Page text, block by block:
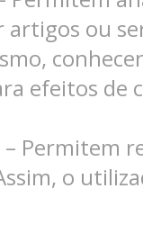
ou
efeitos de
– Permitem
o